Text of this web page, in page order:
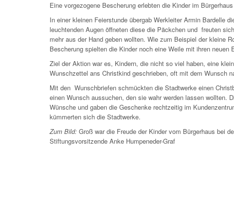
Eine vorgezogene Bescherung erlebten die Kinder im
In einer kleinen Feierstunde übergab Werkleiter Armin Bardelle
leuchtenden Augen öffneten diese die Päckchen und freuten
mehr aus der Hand geben wollten. Wie zum Beispiel der kleine
Bescherung spielten die Kinder noch eine Weile mit ihren neuen
Ziel der Aktion war es, Kindern, die nicht so viel haben, eine
Wunschzettel ans Christkind geschrieben, oft mit dem Wunsch
Mit den Wunschbriefen schmückten die Stadtwerke einen
einen Wunsch aussuchen, den sie wahr werden lassen wollten.
Wünsche und gaben die Geschenke rechtzeitig im
kümmerten sich die Stadtwerke.
Zum Bild: Groß war die Freude der Kinder vom Bürgerhaus bei
Stiftungsvorsitzende Anke Humpeneder-Graf